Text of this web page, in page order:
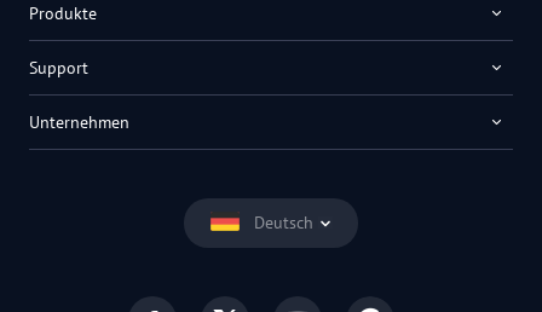
Deutsch
Produkte
Support
Unternehmen